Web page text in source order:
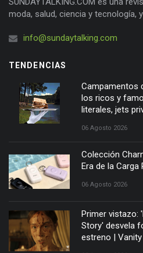
moda, salud, ciencia y tecnología,
info@sundaytalking.com
TENDENCIAS
Campamentos
los ricos y
literales, jets
06 Agosto 2026
Colección
Era de la
06 Agosto 2026
Primer vistazo:
Story' desvela
estreno | Vanity